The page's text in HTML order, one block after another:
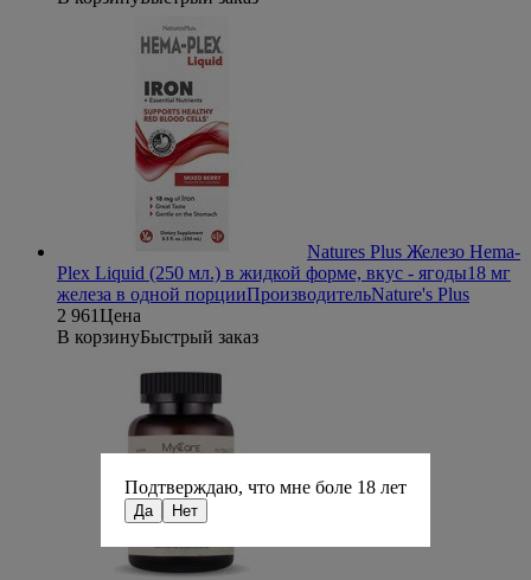
Natures Plus Железо Hema-
Plex Liquid (250 мл.) в жидкой форме, вкус - ягоды18 мг
железа в одной порцииПроизводительNature's Plus
2 961Цена
В корзинуБыстрый заказ
Подтверждаю, что мне боле 18 лет
Да Нет